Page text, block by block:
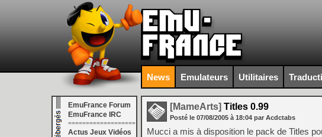
News Emulateurs Utilitaires
EmuFrance Forum
EmuFrance IRC
===================
Actus Jeux Vidéos
[MameArts] Titles 0.99
Posté le 07/08/2005 à 18:04 par Acdctabs
Mucci a mis à disposition le pack de Titles